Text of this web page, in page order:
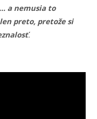
a nemusia to
preto, pretože si
.